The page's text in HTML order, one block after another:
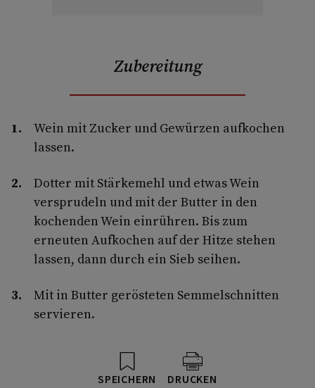
Zubereitung
Wein mit Zucker und Gewürzen aufkochen
lassen.
Dotter mit Stärkemehl und etwas Wein
versprudeln und mit der Butter in den
kochenden Wein einrühren. Bis zum
erneuten Aufkochen auf der Hitze stehen
lassen, dann durch ein Sieb seihen.
Mit in Butter gerösteten Semmelschnitten
servieren.
SPEICHERN DRUCKEN